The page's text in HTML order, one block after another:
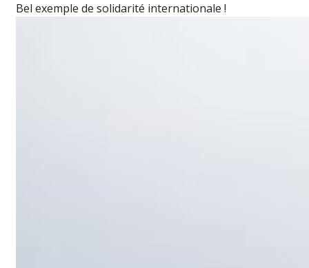
Bel exemple de solidarité internationale !